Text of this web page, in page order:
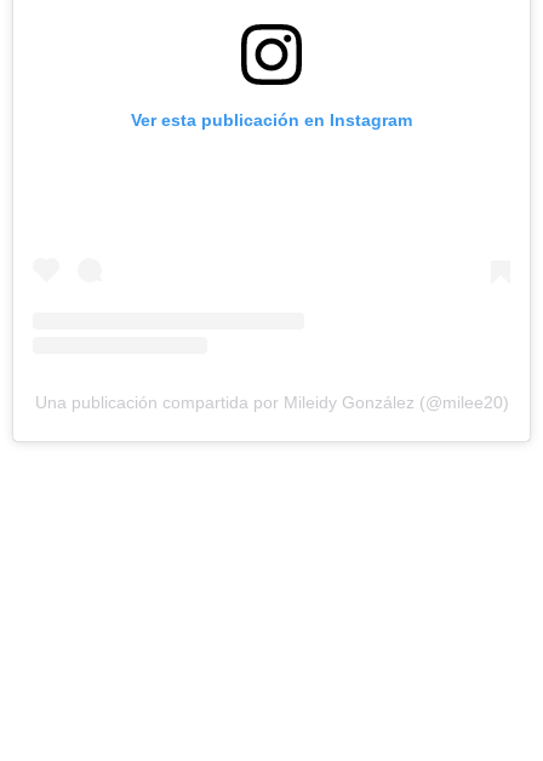
Ver esta publicación en Instagram
Una publicación compartida por Mileidy González (@milee20)